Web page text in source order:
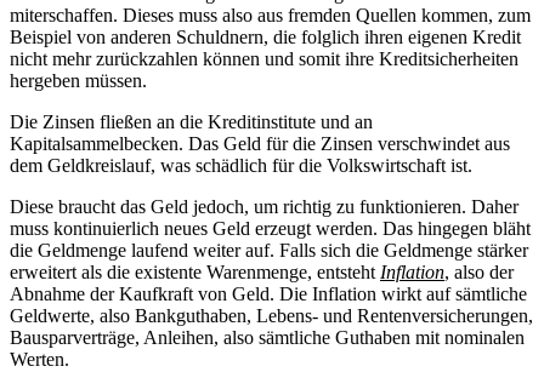
miterschaffen. Dieses muss also aus fremden Quellen kommen, zum
Beispiel von anderen Schuldnern, die folglich ihren eigenen Kredit
nicht mehr zurückzahlen können und somit ihre Kreditsicherheiten
hergeben müssen.
Die Zinsen fließen an die Kreditinstitute und an
Kapitalsammelbecken. Das Geld für die Zinsen verschwindet aus
dem Geldkreislauf, was schädlich für die Volkswirtschaft ist.
Diese braucht das Geld jedoch, um richtig zu funktionieren. Daher
muss kontinuierlich neues Geld erzeugt werden. Das hingegen bläht
die Geldmenge laufend weiter auf. Falls sich die Geldmenge stärker
erweitert als die existente Warenmenge, entsteht Inflation, also der
Abnahme der Kaufkraft von Geld. Die Inflation wirkt auf sämtliche
Geldwerte, also Bankguthaben, Lebens- und Rentenversicherungen,
Bausparverträge, Anleihen, also sämtliche Guthaben mit nominalen
Werten.